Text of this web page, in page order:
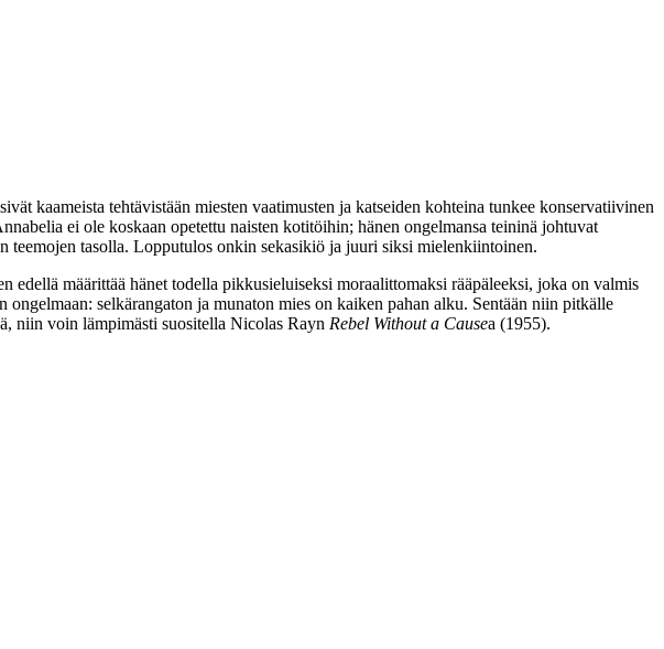
kaameista tehtävistään miesten vaatimusten ja katseiden kohteina tunkee konservatiivinen
ei ole koskaan opetettu naisten kotitöihin; hänen ongelmansa teininä johtuvat
teemojen tasolla. Lopputulos onkin sekasikiö ja juuri siksi mielenkiintoinen.
edellä määrittää hänet todella pikkusieluiseksi moraalittomaksi rääpäleeksi, joka on valmis
ongelmaan: selkärangaton ja munaton mies on kaiken pahan alku. Sentään niin pitkälle
niin voin lämpimästi suositella Nicolas Rayn Rebel Without a Causea (1955).